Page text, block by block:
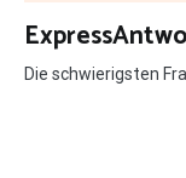
Zum
Inhalt
springen
Die schwierigsten